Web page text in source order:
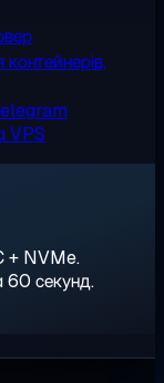
VPS
+ NVMe.
60 секунд.